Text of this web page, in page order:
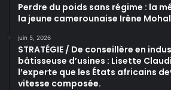
Perdre du poids sans régime : la
la jeune camerounaise Irène
juin 5, 2026
STRATÉGIE / De conseillère en
bâtisseuse d’usines : Lisette
l’experte que les États africains
vitesse composée.